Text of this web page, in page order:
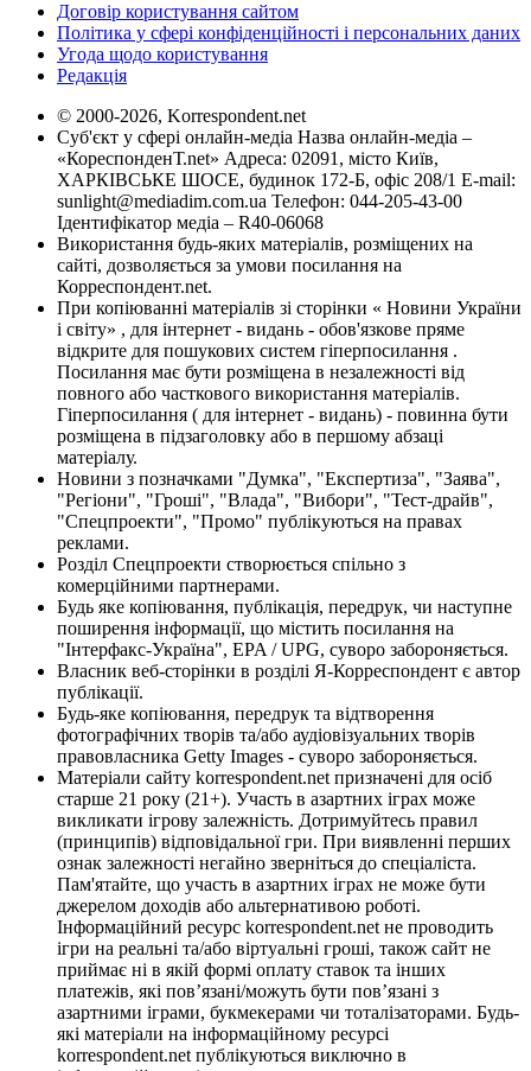
Договір користування сайтом
Політика у сфері конфіденційності і персональних даних
Угода щодо користування
Редакція
© 2000-2026, Korrespondent.net
Суб'єкт у сфері онлайн-медіа Назва онлайн-медіа –
«КореспонденТ.net» Адреса: 02091, місто Київ,
ХАРКІВСЬКЕ ШОСЕ, будинок 172-Б, офіс 208/1 E-mail:
sunlight@mediadim.com.ua Телефон: 044-205-43-00
Ідентифікатор медіа – R40-06068
Використання будь-яких матеріалів, розміщених на
сайті, дозволяється за умови посилання на
Корреспондент.net.
При копіюванні матеріалів зі сторінки « Новини України
і світу» , для інтернет - видань - обов'язкове пряме
відкрите для пошукових систем гіперпосилання .
Посилання має бути розміщена в незалежності від
повного або часткового використання матеріалів.
Гіперпосилання ( для інтернет - видань) - повинна бути
розміщена в підзаголовку або в першому абзаці
матеріалу.
Новини з позначками "Думка", "Експертиза", "Заява",
"Регіони", "Гроші", "Влада", "Вибори", "Тест-драйв",
"Спецпроекти", "Промо" публікуються на правах
реклами.
Розділ Спецпроекти створюється спільно з
комерційними партнерами.
Будь яке копіювання, публікація, передрук, чи наступне
поширення інформації, що містить посилання на
"Інтерфакс-Україна", EPA / UPG, суворо забороняється.
Власник веб-сторінки в розділі Я-Корреспондент є автор
публікації.
Будь-яке копіювання, передрук та відтворення
фотографічних творів та/або аудіовізуальних творів
правовласника Getty Images - суворо забороняється.
Матеріали сайту korrespondent.net призначені для осіб
старше 21 року (21+). Участь в азартних іграх може
викликати ігрову залежність. Дотримуйтесь правил
(принципів) відповідальної гри. При виявленні перших
ознак залежності негайно зверніться до спеціаліста.
Пам'ятайте, що участь в азартних іграх не може бути
джерелом доходів або альтернативою роботі.
Інформаційний ресурс korrespondent.net не проводить
ігри на реальні та/або віртуальні гроші, також сайт не
приймає ні в якій формі оплату ставок та інших
платежів, які пов’язані/можуть бути пов’язані з
азартними іграми, букмекерами чи тоталізаторами. Будь-
які матеріали на інформаційному ресурсі
korrespondent.net публікуються виключно в